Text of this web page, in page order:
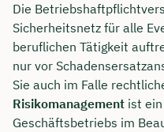
Die
Sicherheitsnetz für alle
beruflichen Tätigkeit
nur vor
Sie auch im Falle
Risikomanagement ist
Geschäftsbetriebs im